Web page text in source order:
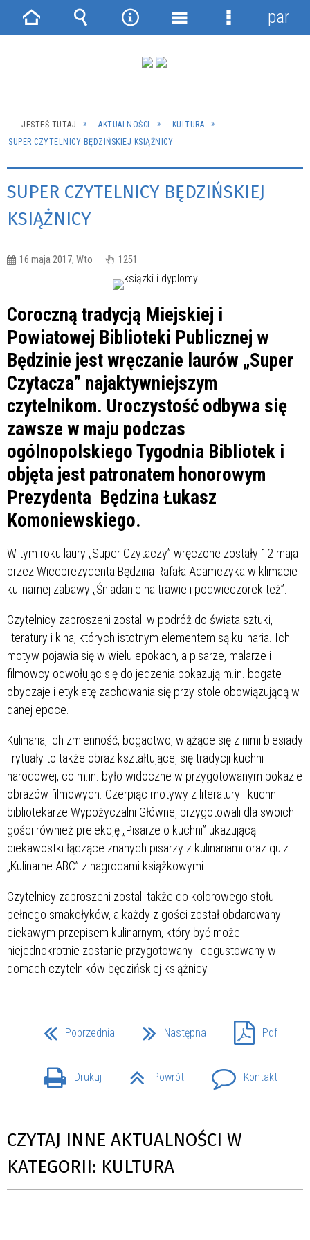
JESTEŚ TUTAJ AKTUALNOŚCI
KULTURA
SUPER CZYTELNICY BĘDZIŃSKIEJ KSIĄŻNICY
SUPER CZYTELNICY BĘDZIŃSKIEJ
KSIĄŻNICY
16 maja 2017, Wto 1251
Coroczną tradycją Miejskiej i
Powiatowej Biblioteki Publicznej w
Będzinie jest wręczanie laurów „Super
Czytacza” najaktywniejszym
czytelnikom. Uroczystość odbywa się
zawsze w maju podczas
ogólnopolskiego Tygodnia Bibliotek i
objęta jest patronatem honorowym
Prezydenta Będzina Łukasz
Komoniewskiego.
W tym roku laury „Super Czytaczy” wręczone zostały 12 maja
przez Wiceprezydenta Będzina Rafała Adamczyka w klimacie
kulinarnej zabawy „Śniadanie na trawie i podwieczorek też”.
Czytelnicy zaproszeni zostali w podróż do świata sztuki,
literatury i kina, których istotnym elementem są kulinaria. Ich
motyw pojawia się w wielu epokach, a pisarze, malarze i
filmowcy odwołując się do jedzenia pokazują m.in. bogate
obyczaje i etykietę zachowania się przy stole obowiązującą w
danej epoce.
Kulinaria, ich zmienność, bogactwo, wiążące się z nimi biesiady
i rytuały to także obraz kształtującej się tradycji kuchni
narodowej, co m.in. było widoczne w przygotowanym pokazie
obrazów filmowych. Czerpiąc motywy z literatury i kuchni
bibliotekarze Wypożyczalni Głównej przygotowali dla swoich
gości również prelekcję „Pisarze o kuchni” ukazującą
ciekawostki łączące znanych pisarzy z kulinariami oraz quiz
„Kulinarne ABC” z nagrodami książkowymi.
Czytelnicy zaproszeni zostali także do kolorowego stołu
pełnego smakołyków, a każdy z gości został obdarowany
ciekawym przepisem kulinarnym, który być może
niejednokrotnie zostanie przygotowany i degustowany w
domach czytelników będzińskiej książnicy.
Poprzednia Następna Pdf
Drukuj Powrót Kontakt
CZYTAJ INNE AKTUALNOŚCI W
KATEGORII: KULTURA
Strona Wyszukiwarka
NarzędziaMenu
Menu
panel